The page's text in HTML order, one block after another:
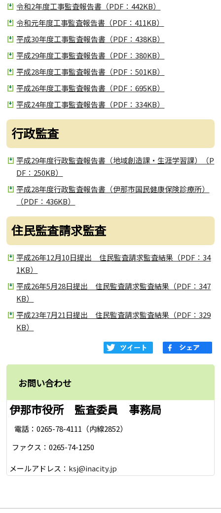
令和2年度工事監査報告書（PDF：442KB）
令和元年度工事監査報告書（PDF：411KB）
平成30年度工事監査報告書（PDF：438KB）
平成29年度工事監査報告書（PDF：380KB）
平成28年度工事監査報告書（PDF：501KB）
平成26年度工事監査報告書（PDF：695KB）
平成24年度工事監査報告書（PDF：334KB）
行政監査
平成29年度行政監査報告書（地域創造課・生涯学習課）（P
DF：250KB）
平成28年度行政監査報告書（伊那市国民健康保険診療所）
（PDF：436KB）
住民監査請求監査
平成26年12月10日提出 住民監査請求監査結果（PDF：34
1KB）
平成26年5月28日提出 住民監査請求監査結果（PDF：347
KB）
平成23年7月21日提出 住民監査請求監査結果（PDF：329
KB）
お問い合わせ
伊那市役所 監査委員 事務局
電話：0265-78-4111（内線2852）
ファクス：0265-74-1250
メールアドレス： ksj@inacity.jp